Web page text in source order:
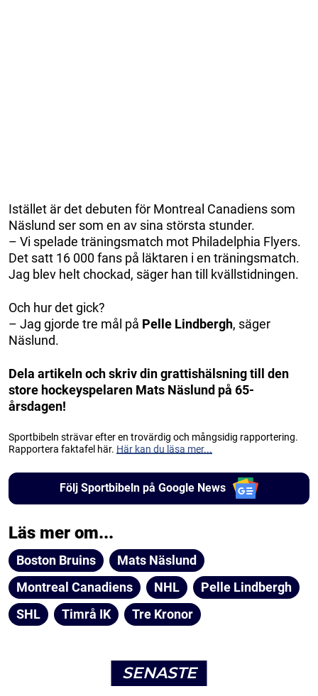
Istället är det debuten för Montreal Canadiens som
Näslund ser som en av sina största stunder.
– Vi spelade träningsmatch mot Philadelphia Flyers.
Det satt 16 000 fans på läktaren i en träningsmatch.
Jag blev helt chockad, säger han till kvällstidningen.
Och hur det gick?
– Jag gjorde tre mål på Pelle Lindbergh, säger
Näslund.
Dela artikeln och skriv din grattishälsning till den
store hockeyspelaren Mats Näslund på 65-
årsdagen!
Sportbibeln strävar efter en trovärdig och mångsidig rapportering.
Rapportera faktafel här. Här kan du läsa mer...
Följ Sportbibeln på Google News
Läs mer om...
Boston Bruins
Mats Näslund
Montreal Canadiens
NHL
Pelle Lindbergh
SHL
Timrå IK Tre Kronor
SENASTE